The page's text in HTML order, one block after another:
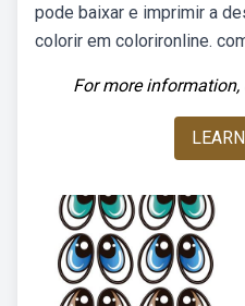
pode baixar e imprimir a
colorir em colorironline.
For more